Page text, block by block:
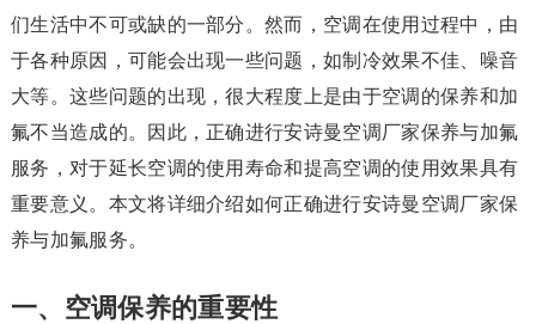
们生活中不可或缺的一部分。然而，空调在使用过程中，由
于各种原因，可能会出现一些问题，如制冷效果不佳、噪音
大等。这些问题的出现，很大程度上是由于空调的保养和加
氟不当造成的。因此，正确进行安诗曼空调厂家保养与加氟
服务，对于延长空调的使用寿命和提高空调的使用效果具有
重要意义。本文将详细介绍如何正确进行安诗曼空调厂家保
养与加氟服务。
一、空调保养的重要性